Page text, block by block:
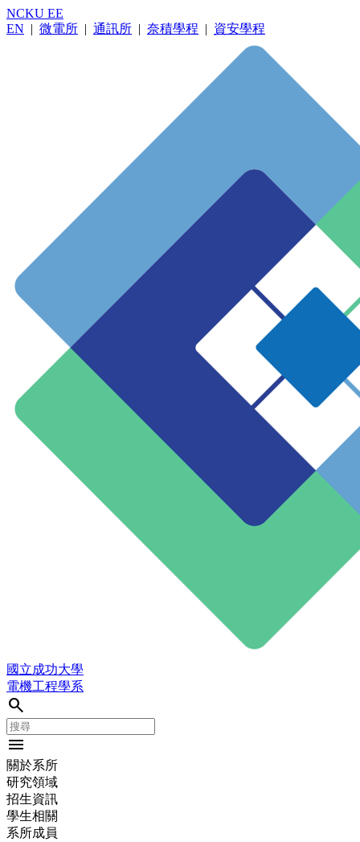
NCKU EE
EN | 微電所 | 通訊所 | 奈積學程 | 資安學程
國立成功大學
電機工程學系
search
menu
關於系所
研究領域
招生資訊
學生相關
系所成員